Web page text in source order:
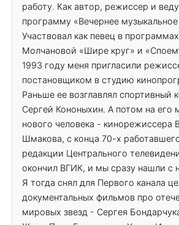
работу. Как автор, режиссер и
программу «Вечернее
Участвовал как певец в
Молчановой «Шире круг» и
1993 году меня пригласили
постановщиком в студию
Раньше ее возглавлял спортивный
Сергей Кононыхин. А потом на его
нового человека - кинорежиссера
Шмакова, с конца 70-х
редакции Центрального
окончил ВГИК, и мы сразу нашли с
Я тогда снял для Первого канала
документальных фильмов про
мировых звезд - Сергея